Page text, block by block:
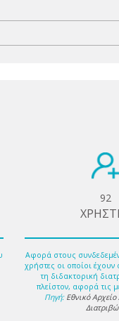
92
Αφορά στους
χρήστες οι οποίοι έχουν
τη διδακτορική
πλείστον, αφορά τις
Πηγή: Εθνικό